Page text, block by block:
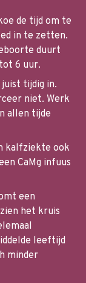
de tijd om te
in te zetten.
duurt
6 uur.
tijdig in.
niet. Werk
allen tijde
kalfziekte ook
CaMg infuus
een
het kruis
leeftijd
minder